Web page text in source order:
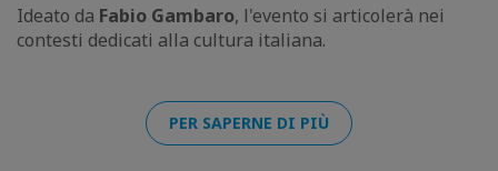
Ideato da Fabio Gambaro, l'evento si articolerà nei
contesti dedicati alla cultura italiana.
PER SAPERNE DI PIÙ